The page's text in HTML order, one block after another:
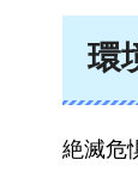
環
絶滅危